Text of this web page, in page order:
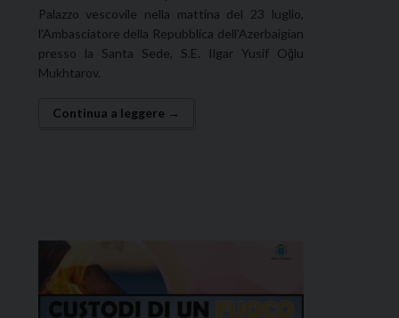
Palazzo vescovile nella mattina del 23 luglio,
l'Ambasciatore della Repubblica dell'Azerbaigian
presso la Santa Sede, S.E. Ilgar Yusif Oğlu
Mukhtarov.
Continua a leggere →